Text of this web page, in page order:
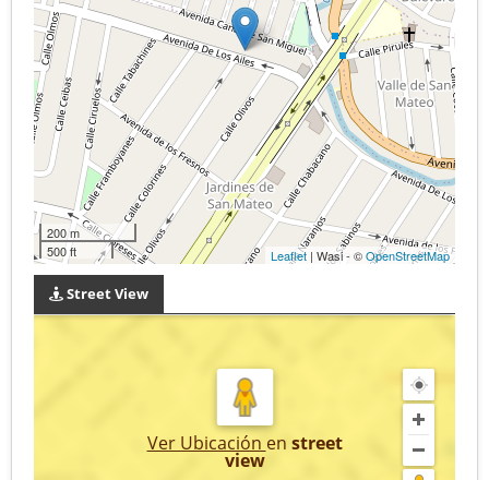
200 m
500 ft
Leaflet | Wasi - ©OpenStreetMap
Street View
Ver Ubicación en street
view